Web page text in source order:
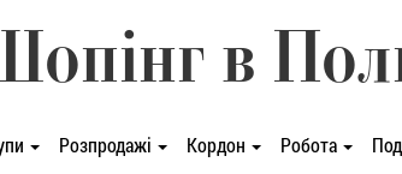
в
Розпродажі Кордон Робота